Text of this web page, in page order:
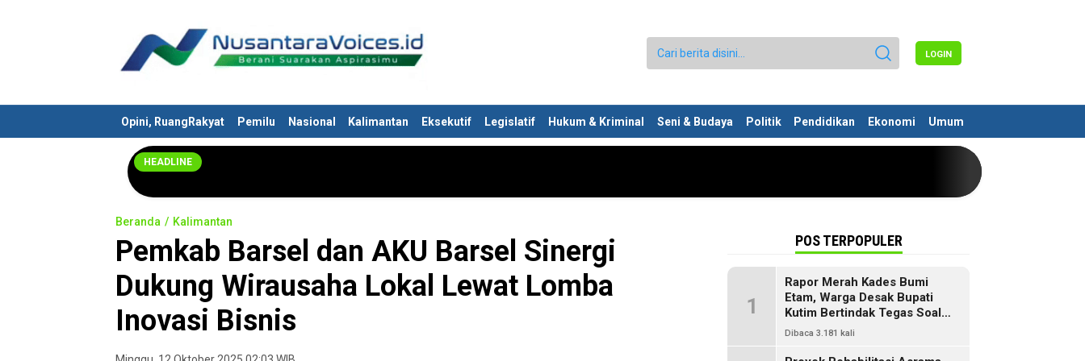
Nusantaravoices.id
Berani Suarakan Aspirasimu
LOGIN
Opini, RuangRakyat Pemilu Nasional Kalimantan Eksekutif Legislatif Hukum & Kriminal Seni & Budaya Politik Pendidikan Ekonomi Umum
HEADLINE
Beranda Kalimantan
Pemkab Barsel dan AKU Barsel Sinergi
Dukung Wirausaha Lokal Lewat Lomba
Inovasi Bisnis
POS TERPOPULER
1
Rapor Merah Kades Bumi
Etam, Warga Desak Bupati
Kutim Bertindak Tegas Soal
Penyelewengan Dana SILPA
Dibaca 3.181 kali